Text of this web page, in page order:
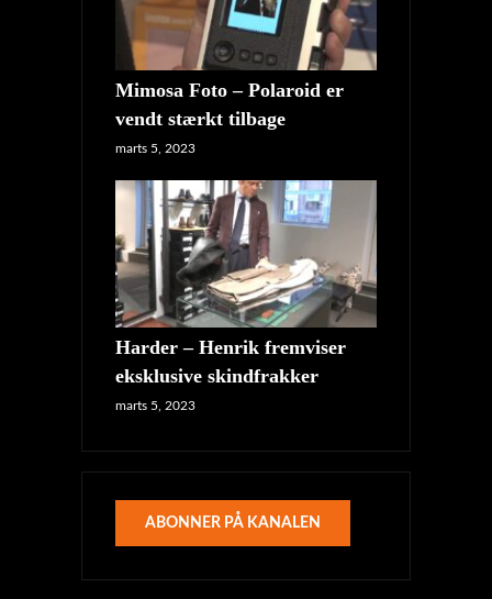
Mimosa Foto – Polaroid er
vendt stærkt tilbage
marts 5, 2023
Harder – Henrik fremviser
eksklusive skindfrakker
marts 5, 2023
ABONNER PÅ KANALEN